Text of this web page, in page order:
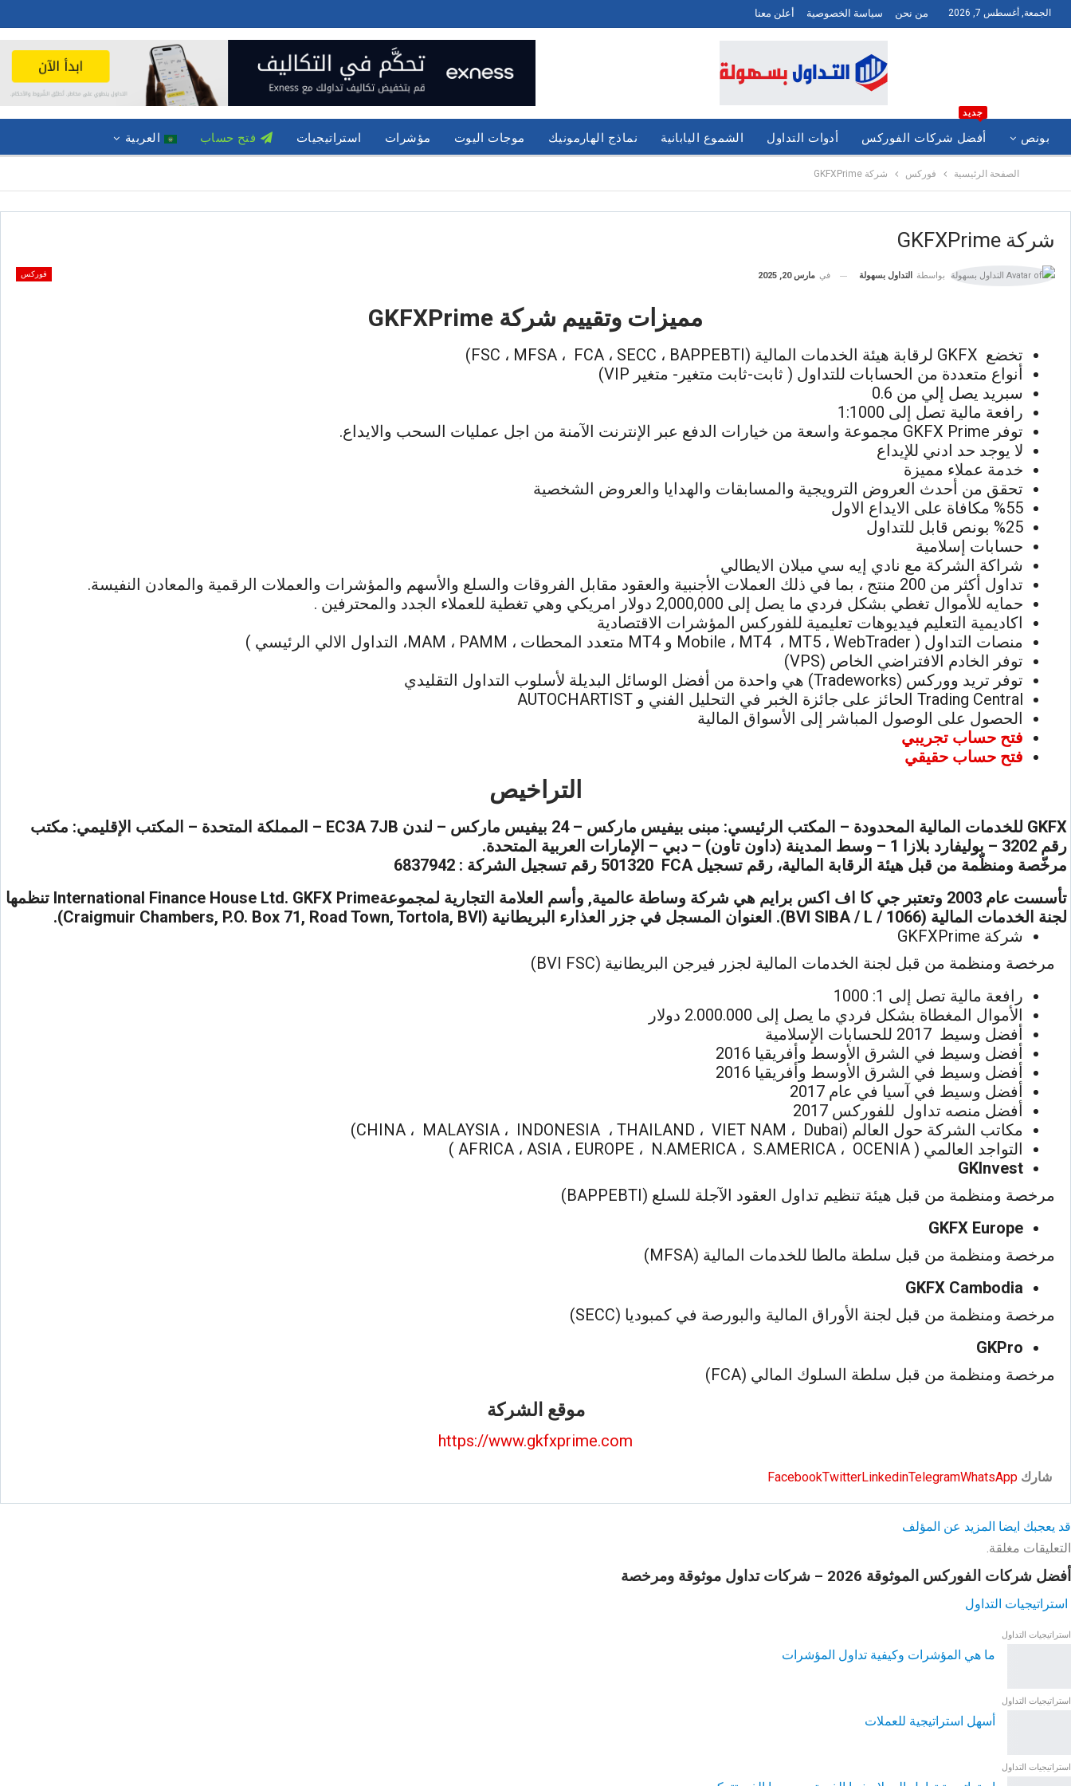
الجمعة, أغسطس 7, 2026 من نحن سياسة الخصوصية أعلن معنا
بونص أفضل شركات الفوركس
جديد
أدوات التداول الشموع اليابانية نماذج الهارمونيك موجات اليوت مؤشرات استراتيجيات فتح حساب العربية
الصفحة الرئيسية فوركس شركة GKFXPrime
شركة GKFXPrime
فوركس بواسطة التداول بسهولة في مارس 20, 2025
مميزات وتقييم شركة GKFXPrime
تخضع GKFX لرقابة هيئة الخدمات المالية (FSC ، MFSA ، FCA ، SECC ، BAPPEBTI)
أنواع متعددة من الحسابات للتداول ( ثابت-ثابت متغير- متغير VIP)
سبريد يصل إلي من 0.6
رافعة مالية تصل إلى 1:1000
توفر GKFX Prime مجموعة واسعة من خيارات الدفع عبر الإنترنت الآمنة من اجل عمليات السحب والايداع.
لا يوجد حد ادني للإيداع
خدمة عملاء مميزة
تحقق من أحدث العروض الترويجية والمسابقات والهدايا والعروض الشخصية
%55 مكافاة على الايداع الاول
%25 بونص قابل للتداول
حسابات إسلامية
شراكة الشركة مع نادي إيه سي ميلان الايطالي
تداول أكثر من 200 منتج ، بما في ذلك العملات الأجنبية والعقود مقابل الفروقات والسلع والأسهم والمؤشرات والعملات الرقمية والمعادن النفيسة.
حمايه للأموال تغطي بشكل فردي ما يصل إلى 2,000,000 دولار امريكي وهي تغطية للعملاء الجدد والمحترفين .
اكاديمية التعليم فيديوهات تعليمية للفوركس المؤشرات الاقتصادية
منصات التداول ( Mobile ، MT4 ، MT5 ، WebTrader و MT4 متعدد المحطات ، MAM ، PAMM، التداول الالي الرئيسي )
توفر الخادم الافتراضي الخاص (VPS)
توفر تريد ووركس (Tradeworks) هي واحدة من أفضل الوسائل البديلة لأسلوب التداول التقليدي
Trading Central الحائز على جائزة الخبر في التحليل الفني و AUTOCHARTIST
الحصول على الوصول المباشر إلى الأسواق المالية
فتح حساب تجريبي
فتح حساب حقيقي
التراخيص
GKFX للخدمات المالية المحدودة – المكتب الرئيسي: مبنى بيفيس ماركس – 24 بيفيس ماركس – لندن EC3A 7JB – المملكة المتحدة – المكتب الإقليمي: مكتب
رقم 3202 – بوليفارد بلازا 1 – وسط المدينة (داون تاون) – دبي – الإمارات العربية المتحدة.
مرخّصة ومنظّمة من قبل هيئة الرقابة المالية، رقم تسجيلFCA
501320 رقم تسجيل الشركة : 6837942
تأسست عام 2003 وتعتبر جي كا اف اكس برايم هي شركة وساطة عالمية, وأسم العلامة التجارية لمجموعةInternational Finance House Ltd. GKFX Prime تنظمها
لجنة الخدمات المالية (BVI SIBA / L / 1066). العنوان المسجل في جزر العذارء البريطانية (Craigmuir Chambers, P.O. Box 71, Road Town, Tortola, BVI).
شركة GKFXPrime
مرخصة ومنظمة من قبل لجنة الخدمات المالية لجزر فيرجن البريطانية (BVI FSC)
رافعة مالية تصل إلى 1: 1000
الأموال المغطاة بشكل فردي ما يصل إلى 2.000.000 دولار
أفضل وسيط 2017 للحسابات الإسلامية
أفضل وسيط في الشرق الأوسط وأفريقيا 2016
أفضل وسيط في الشرق الأوسط وأفريقيا 2016
أفضل وسيط في آسيا في عام 2017
أفضل منصه تداول للفوركس 2017
مكاتب الشركة حول العالم (CHINA ، MALAYSIA ، INDONESIA ، THAILAND ، VIET NAM ، Dubai)
التواجد العالمي ( AFRICA ، ASIA ، EUROPE ، N.AMERICA ، S.AMERICA ، OCENIA )
GKInvest
مرخصة ومنظمة من قبل هيئة تنظيم تداول العقود الآجلة للسلع (BAPPEBTI)
GKFX Europe
مرخصة ومنظمة من قبل سلطة مالطا للخدمات المالية (MFSA)
GKFX Cambodia
مرخصة ومنظمة من قبل لجنة الأوراق المالية والبورصة في كمبوديا (SECC)
GKPro
مرخصة ومنظمة من قبل سلطة السلوك المالي (FCA)
موقع الشركة
https://www.gkfxprime.com
شارك FacebookTwitterLinkedinTelegramWhatsApp
قد يعجبك ايضا المزيد عن المؤلف
التعليقات مغلقة.
أفضل شركات الفوركس الموثوقة 2026 – شركات تداول موثوقة ومرخصة
استراتيجيات التداول
استراتيجيات التداول
ما هي المؤشرات وكيفية تداول المؤشرات
استراتيجيات التداول
أسهل استراتيجية للعملات
استراتيجيات التداول